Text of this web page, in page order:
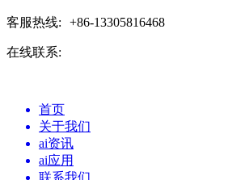
客服热线: +86-13305816468
在线联系:
首页
关于我们
ai资讯
ai应用
联系我们